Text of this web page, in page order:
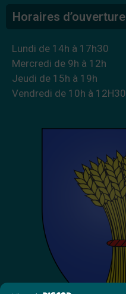
Horaires d’ouverture
Lundi de 14h à 17h30
Mercredi de 9h à 12h
Jeudi de 15h à 19h
Vendredi de 10h à 12H30